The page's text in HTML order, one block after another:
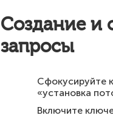
Создание и
запросы
Сфокусируйте
«установка
Включите